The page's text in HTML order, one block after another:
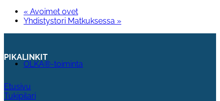
OLKA®-toiminta
« Avoimet ovet
Yhdistystori Matkuksessa »
PIKALINKIT
Etusivu
Tukipilari